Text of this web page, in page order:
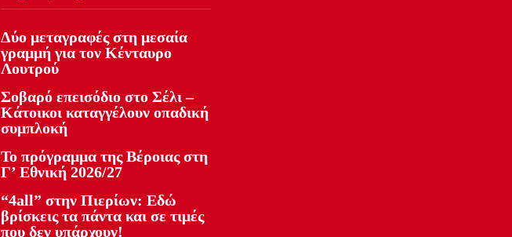
Δύο μεταγραφές στη μεσαία
γραμμή για τον Κένταυρο
Λουτρού
Σοβαρό επεισόδιο στο Σέλι –
Κάτοικοι καταγγέλουν οπαδική
συμπλοκή
Το πρόγραμμα της Βέροιας στη
Γ’ Εθνική 2026/27
“4all” στην Πιερίων: Εδώ
βρίσκεις τα πάντα και σε τιμές
που δεν υπάρχουν!